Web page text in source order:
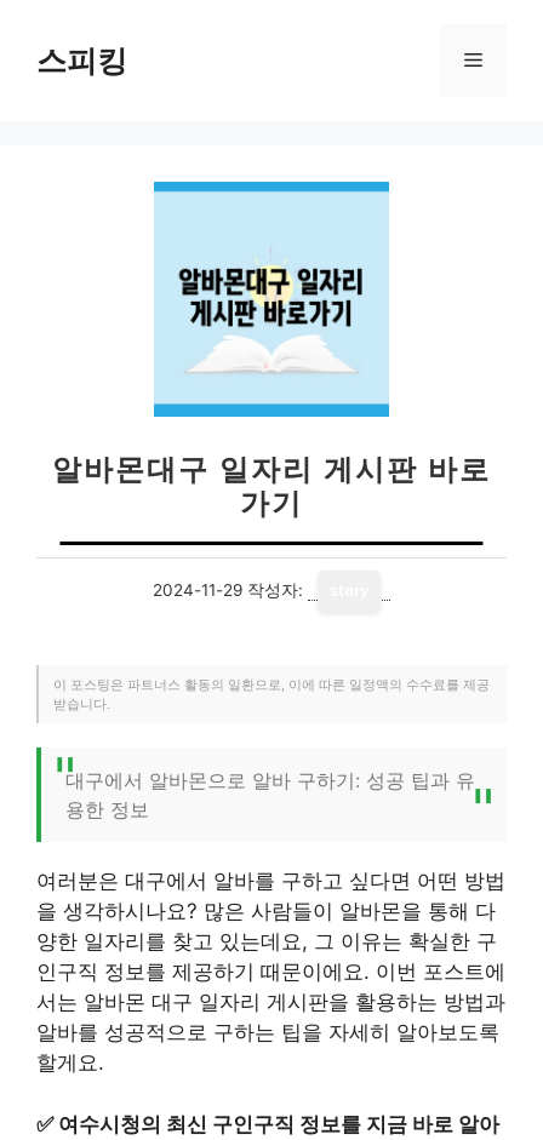
스피킹 메
알바몬대구 일자리 게시판 바로
가기
2024-11-29 작성자:
이 포스팅은 파트너스 활동의 일환으로, 이에 따른 일정액의 수수료를 제공
받습니다.
대구에서 알바몬으로 알바 구하기: 성공 팁과 유
용한 정보
여러분은 대구에서 알바를 구하고 싶다면 어떤 방법
을 생각하시나요? 많은 사람들이 알바몬을 통해 다
양한 일자리를 찾고 있는데요, 그 이유는 확실한 구
인구직 정보를 제공하기 때문이에요. 이번 포스트에
서는 알바몬 대구 일자리 게시판을 활용하는 방법과
알바를 성공적으로 구하는 팁을 자세히 알아보도록
할게요.
✅ 여수시청의 최신 구인구직 정보를 지금 바로 알아